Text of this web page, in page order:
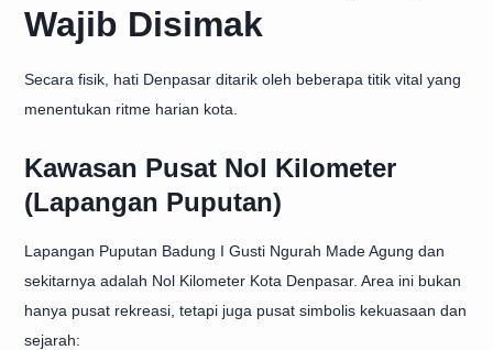
Wajib Disimak
Secara fisik, hati Denpasar ditarik oleh beberapa titik vital yang
menentukan ritme harian kota.
Kawasan Pusat Nol Kilometer
(Lapangan Puputan)
Lapangan Puputan Badung I Gusti Ngurah Made Agung dan
sekitarnya adalah Nol Kilometer Kota Denpasar. Area ini bukan
hanya pusat rekreasi, tetapi juga pusat simbolis kekuasaan dan
sejarah: